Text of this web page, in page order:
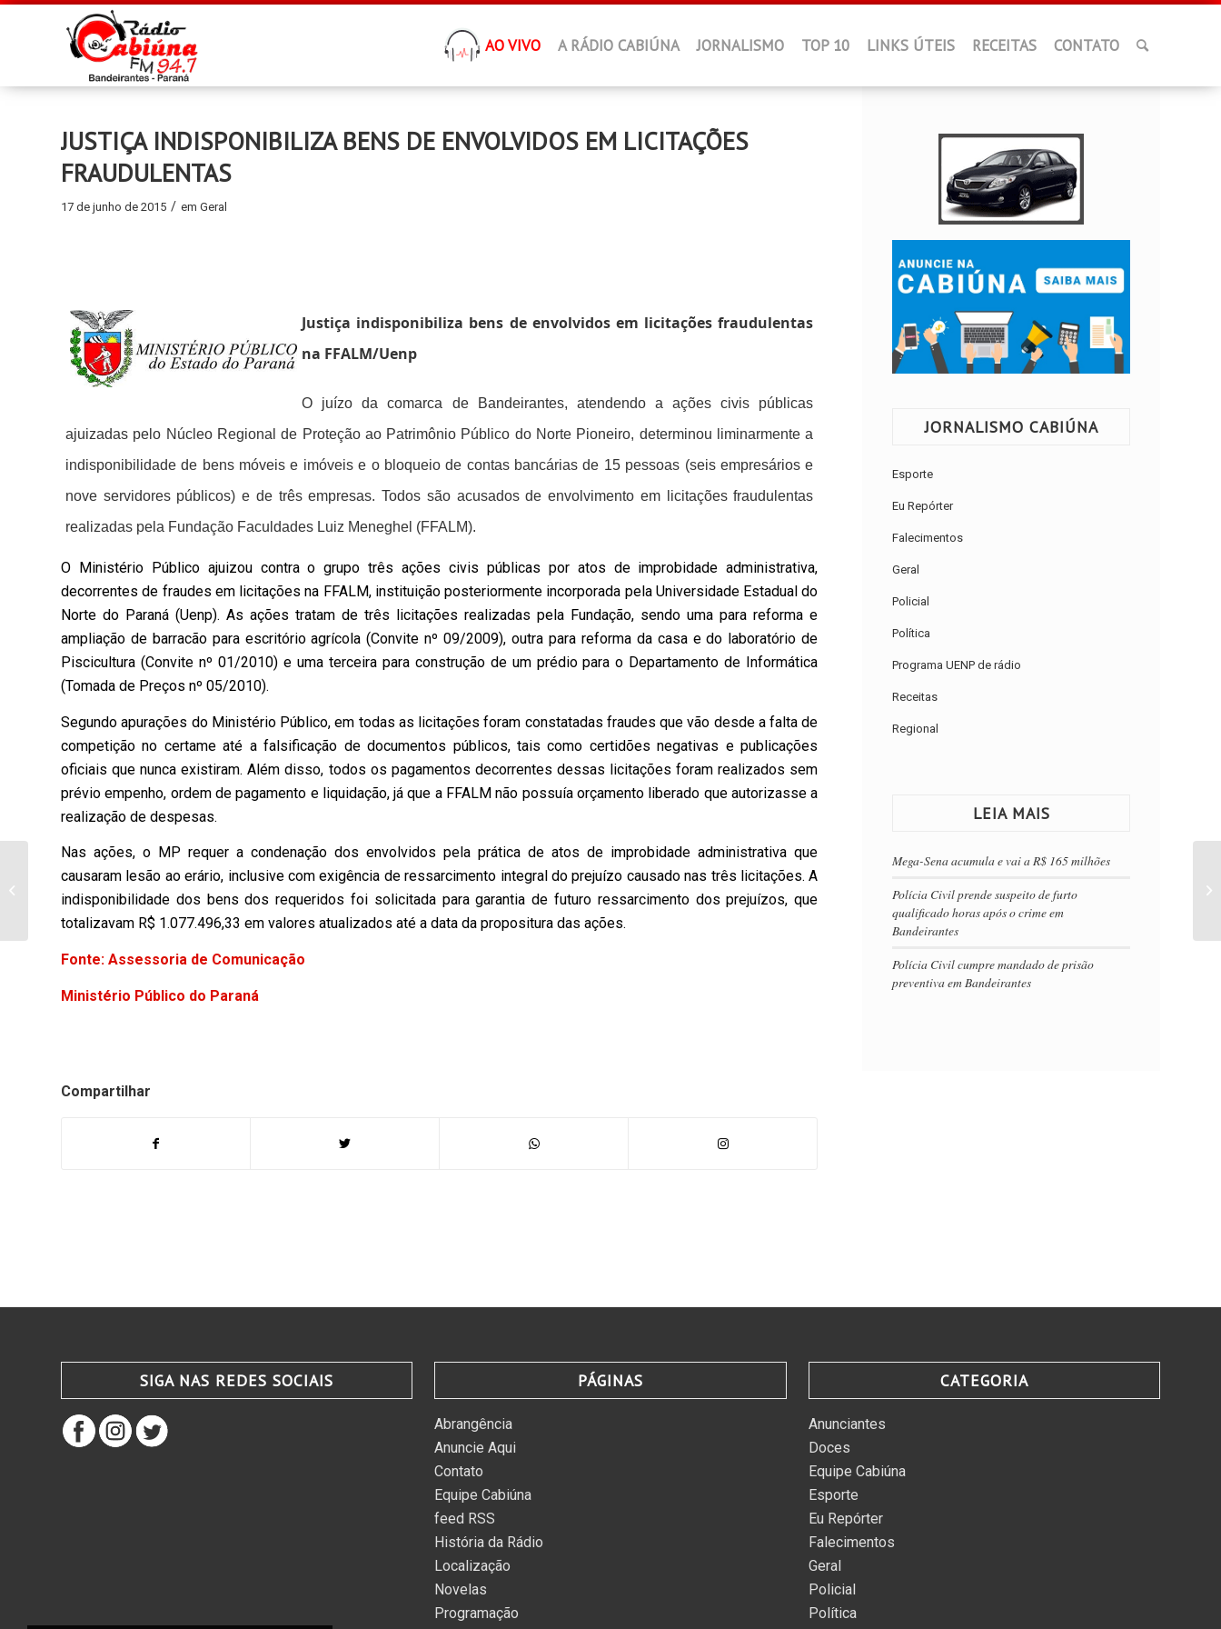
AO VIVO A RÁDIO CABIÚNA JORNALISMO TOP 10 LINKS ÚTEIS RECEITAS CONTATO
JUSTIÇA INDISPONIBILIZA BENS DE ENVOLVIDOS EM LICITAÇÕES
FRAUDULENTAS
17 de junho de 2015 / em Geral
Justiça indisponibiliza bens de envolvidos em licitações fraudulentas
na FFALM/Uenp
O juízo da comarca de Bandeirantes, atendendo a ações civis públicas
ajuizadas pelo Núcleo Regional de Proteção ao Patrimônio Público do Norte Pioneiro, determinou liminarmente a
indisponibilidade de bens móveis e imóveis e o bloqueio de contas bancárias de 15 pessoas (seis empresários e
nove servidores públicos) e de três empresas. Todos são acusados de envolvimento em licitações fraudulentas
realizadas pela Fundação Faculdades Luiz Meneghel (FFALM).
O Ministério Público ajuizou contra o grupo três ações civis públicas por atos de improbidade administrativa,
decorrentes de fraudes em licitações na FFALM, instituição posteriormente incorporada pela Universidade Estadual do
Norte do Paraná (Uenp). As ações tratam de três licitações realizadas pela Fundação, sendo uma para reforma e
ampliação de barracão para escritório agrícola (Convite nº 09/2009), outra para reforma da casa e do laboratório de
Piscicultura (Convite nº 01/2010) e uma terceira para construção de um prédio para o Departamento de Informática
(Tomada de Preços nº 05/2010).
Segundo apurações do Ministério Público, em todas as licitações foram constatadas fraudes que vão desde a falta de
competição no certame até a falsificação de documentos públicos, tais como certidões negativas e publicações
oficiais que nunca existiram. Além disso, todos os pagamentos decorrentes dessas licitações foram realizados sem
prévio empenho, ordem de pagamento e liquidação, já que a FFALM não possuía orçamento liberado que autorizasse a
realização de despesas.
Nas ações, o MP requer a condenação dos envolvidos pela prática de atos de improbidade administrativa que
causaram lesão ao erário, inclusive com exigência de ressarcimento integral do prejuízo causado nas três licitações. A
indisponibilidade dos bens dos requeridos foi solicitada para garantia de futuro ressarcimento dos prejuízos, que
totalizavam R$ 1.077.496,33 em valores atualizados até a data da propositura das ações.
Fonte: Assessoria de Comunicação
Ministério Público do Paraná
Compartilhar
JORNALISMO CABIÚNA
Esporte
Eu Repórter
Falecimentos
Geral
Policial
Política
Programa UENP de rádio
Receitas
Regional
LEIA MAIS
Mega-Sena acumula e vai a R$ 165 milhões
Polícia Civil prende suspeito de furto
qualificado horas após o crime em
Bandeirantes
Polícia Civil cumpre mandado de prisão
preventiva em Bandeirantes
SIGA NAS REDES SOCIAIS PÁGINAS
Abrangência
Anuncie Aqui
Contato
Equipe Cabiúna
feed RSS
História da Rádio
Localização
Novelas
Programação
CATEGORIA
Anunciantes
Doces
Equipe Cabiúna
Esporte
Eu Repórter
Falecimentos
Geral
Policial
Política
17/06/2015 – MARIA DE LOURDES
TEIXEIRA (COZINHEIRA DA CASA DA